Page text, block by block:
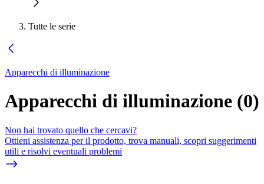
Tutte le serie
Apparecchi di illuminazione
Apparecchi di illuminazione (0)
Non hai trovato quello che cercavi?
Ottieni assistenza per il prodotto, trova manuali, scopri suggerimenti
utili e risolvi eventuali problemi